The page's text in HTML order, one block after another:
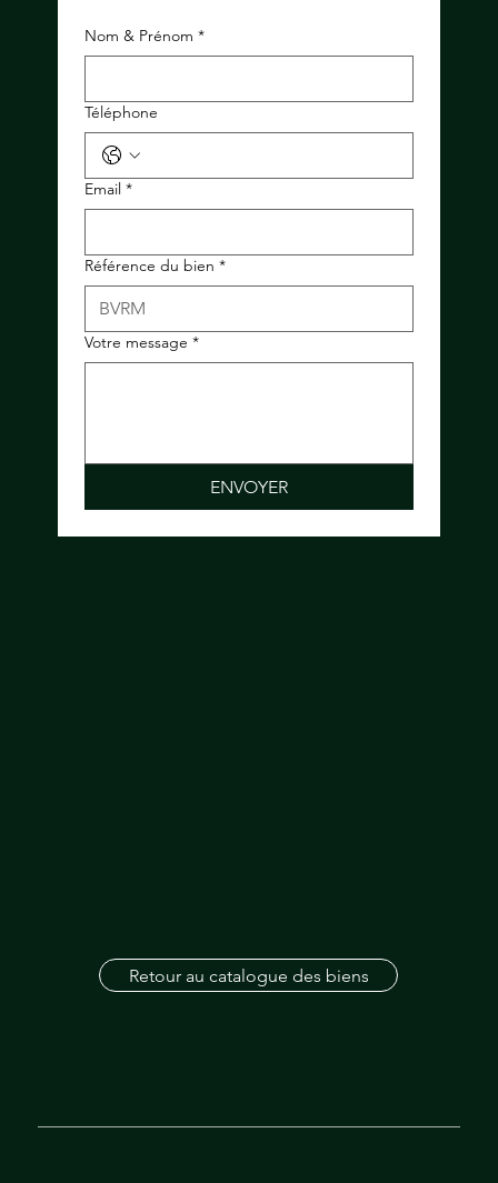
Nom & Prénom *
Téléphone
Email *
Référence du bien *
Votre message *
ENVOYER
Retour au catalogue des biens